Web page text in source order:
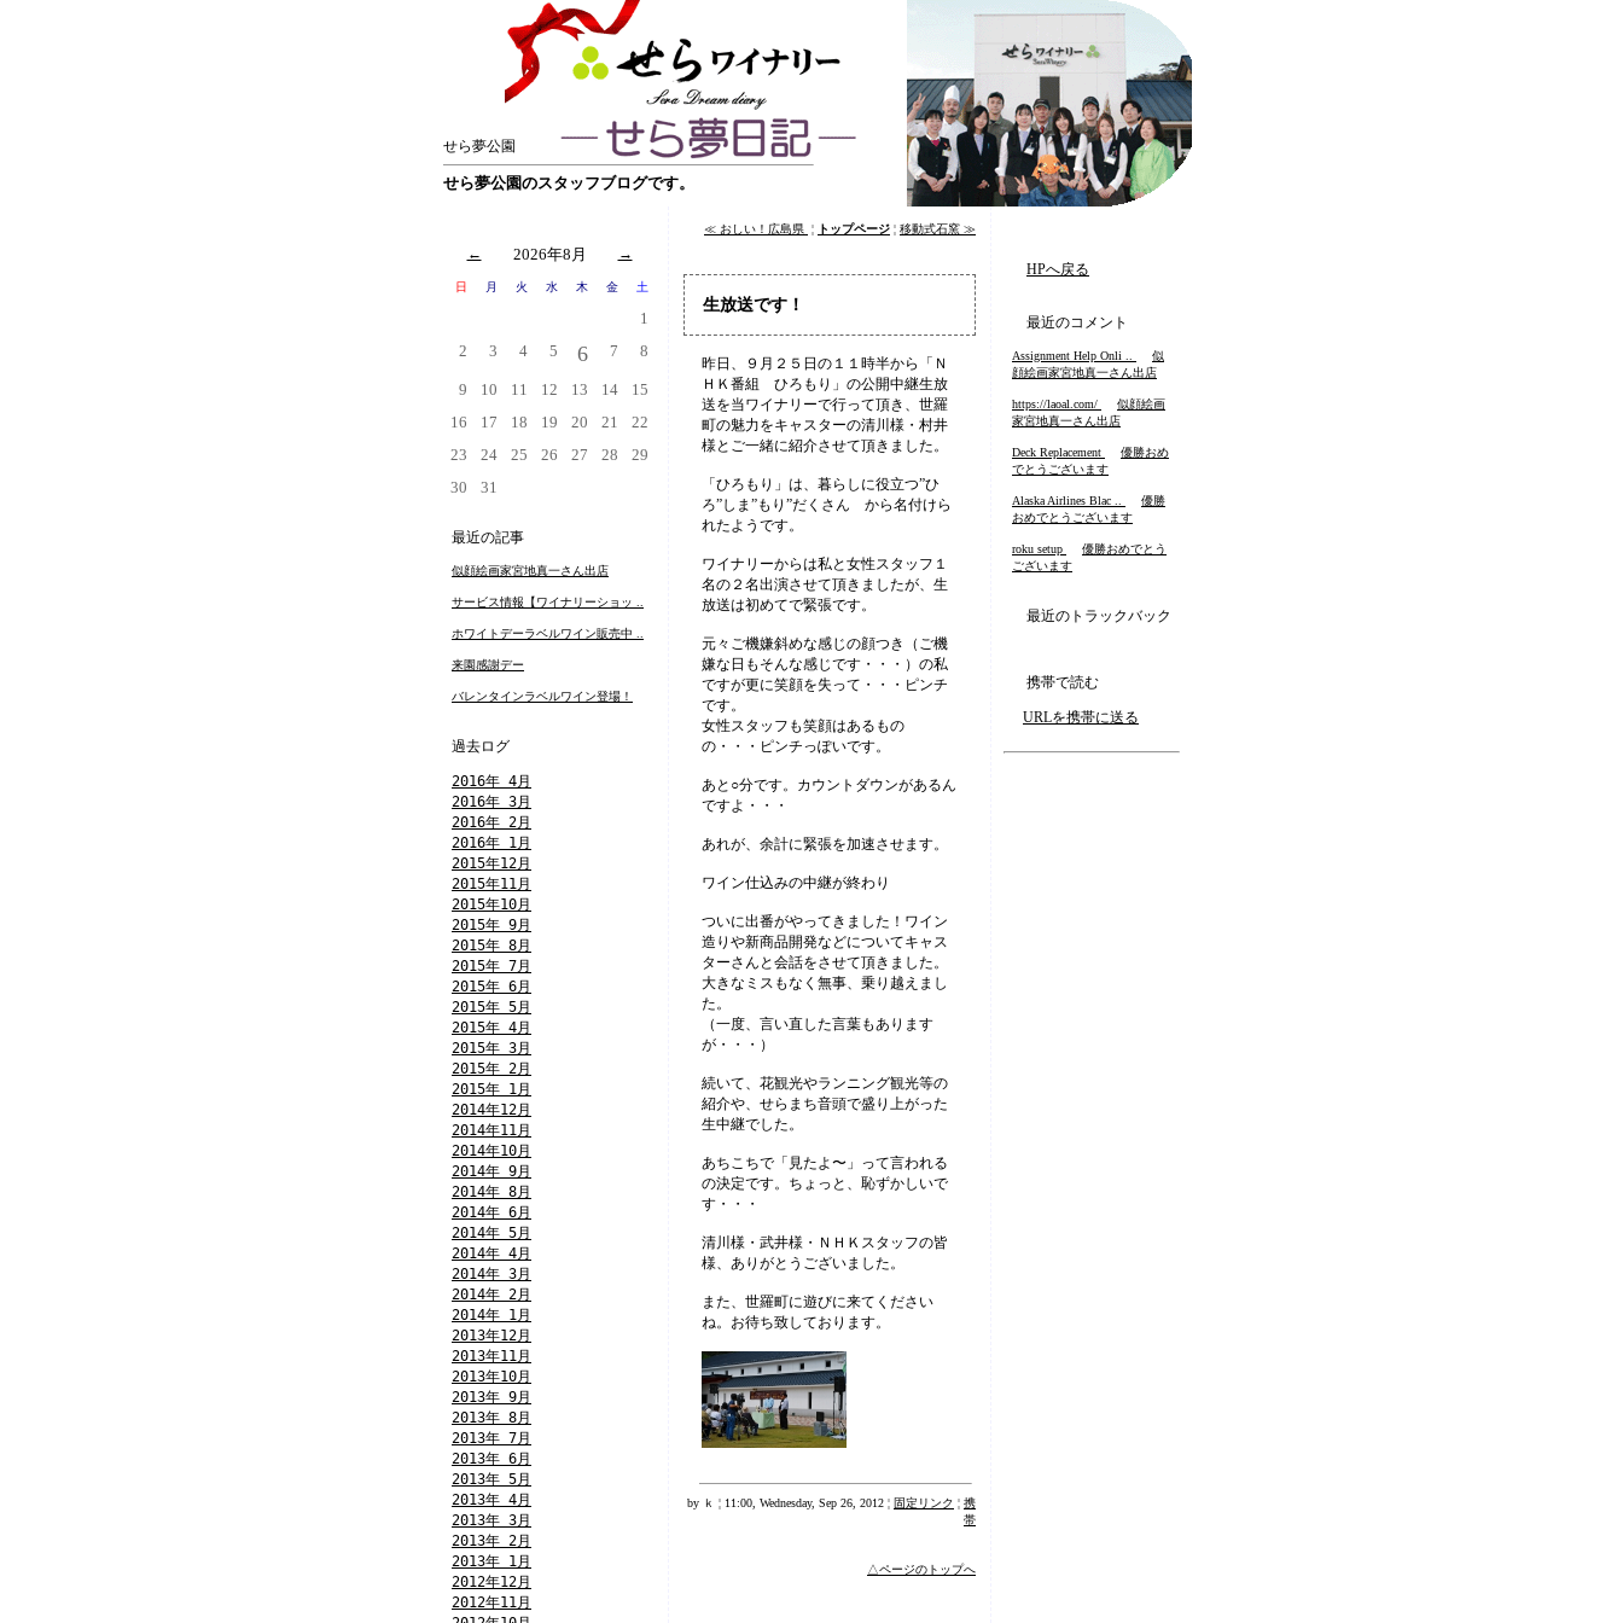
せら夢公園
せら夢公園のスタッフブログです。
← 2026年8月 →
日 月 火 水 木 金 土
1
2
3 4 5 6 7 8
9 10 11 12 13 14
15
16
17 18 19 20 21
22
23
24 25 26 27 28
29
30
31
最近の記事
似顔絵画家宮地真一さん出店
サービス情報【ワイナリーショッ ..
ホワイトデーラベルワイン販売中 ..
来園感謝デー
バレンタインラベルワイン登場！
過去ログ
2016年 4月
2016年 3月
2016年 2月
2016年 1月
2015年12月
2015年11月
2015年10月
2015年 9月
2015年 8月
2015年 7月
2015年 6月
2015年 5月
2015年 4月
2015年 3月
2015年 2月
2015年 1月
2014年12月
2014年11月
2014年10月
2014年 9月
2014年 8月
2014年 6月
2014年 5月
2014年 4月
2014年 3月
2014年 2月
2014年 1月
2013年12月
2013年11月
2013年10月
2013年 9月
2013年 8月
2013年 7月
2013年 6月
2013年 5月
2013年 4月
2013年 3月
2013年 2月
2013年 1月
2012年12月
2012年11月
≪ おしい！広島県 ¦ トップページ ¦ 移動式石窯 ≫
生放送です！
昨日、９月２５日の１１時半から「Ｎ
ＨＫ番組 ひろもり」の公開中継生放
送を当ワイナリーで行って頂き、世羅
町の魅力をキャスターの清川様・村井
様とご一緒に紹介させて頂きました。
「ひろもり」は、暮らしに役立つ”ひ
ろ”しま”もり”だくさん から名付けら
れたようです。
ワイナリーからは私と女性スタッフ１
名の２名出演させて頂きましたが、生
放送は初めてで緊張です。
元々ご機嫌斜めな感じの顔つき（ご機
嫌な日もそんな感じです・・・）の私
ですが更に笑顔を失って・・・ピンチ
です。
女性スタッフも笑顔はあるもの
の・・・ピンチっぽいです。
あと○分です。カウントダウンがあるん
ですよ・・・
あれが、余計に緊張を加速させます。
ワイン仕込みの中継が終わり
ついに出番がやってきました！ワイン
造りや新商品開発などについてキャス
ターさんと会話をさせて頂きました。
大きなミスもなく無事、乗り越えまし
た。
（一度、言い直した言葉もあります
が・・・）
続いて、花観光やランニング観光等の
紹介や、せらまち音頭で盛り上がった
生中継でした。
あちこちで「見たよ〜」って言われる
の決定です。ちょっと、恥ずかしいで
す・・・
清川様・武井様・ＮＨＫスタッフの皆
様、ありがとうございました。
また、世羅町に遊びに来てください
ね。お待ち致しております。
by ｋ ¦ 11:00, Wednesday, Sep 26, 2012 ¦ 固定リンク ¦ 携
帯
△ページのトップへ
HPへ戻る
最近のコメント
Assignment Help Onli ..
似
顔絵画家宮地真一さん出店
https://laoal.com/
似顔絵画
家宮地真一さん出店
Deck Replacement
優勝おめ
でとうございます
Alaska Airlines Blac ..
優勝
おめでとうございます
roku setup
優勝おめでとう
ございます
最近のトラックバック
携帯で読む
URLを携帯に送る